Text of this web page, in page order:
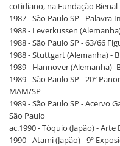
cotidiano, na Fundação Bienal
1987 - São Paulo SP - Palavra
1988 - Leverkussen
1988 - São Paulo SP - 63/66
1988 - Stuttgart (Alemanha) -
1989 - Hannover (Alemanha)-
1989 - São Paulo SP - 20º
MAM/SP
1989 - São Paulo SP - Acervo
São Paulo
ac.1990 - Tóquio (Japão) -
1990 - Atami (Japão) - 9º